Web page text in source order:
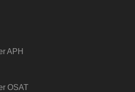
APH
OSAT